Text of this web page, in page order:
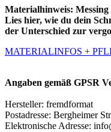
Materialhinweis:
Lies hier, wie du dein
der Unterschied zur
MATERIALINFOS +
Angaben gemäß GPSR
Hersteller: fremdformat
Postadresse: Bergheimer
Elektronische Adresse: